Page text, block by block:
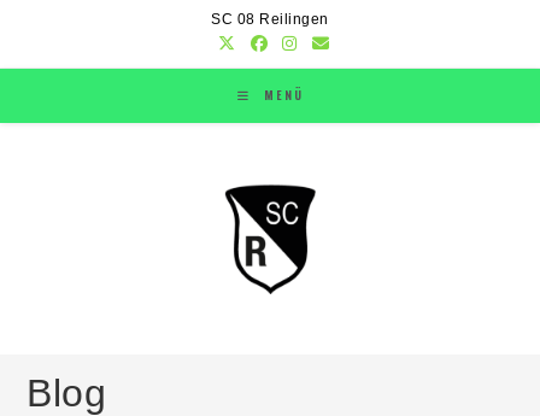
SC 08 Reilingen
MENÜ
Blog